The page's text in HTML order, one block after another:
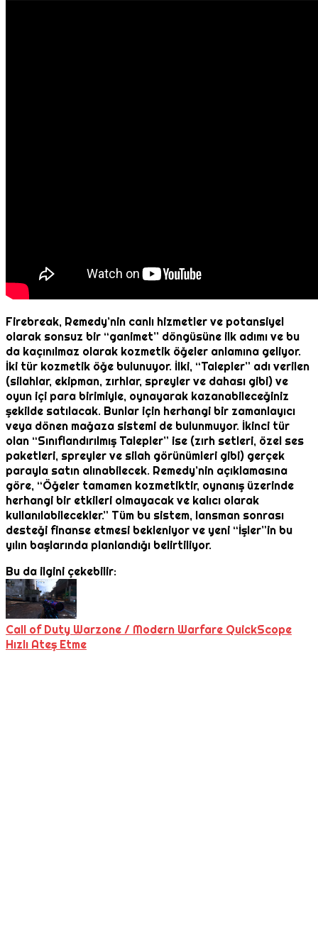
Firebreak, Remedy’nin canlı hizmetler ve potansiyel
olarak sonsuz bir “ganimet” döngüsüne ilk adımı ve bu
da kaçınılmaz olarak kozmetik öğeler anlamına geliyor.
İki tür kozmetik öğe bulunuyor. İlki, “Talepler” adı verilen
(silahlar, ekipman, zırhlar, spreyler ve dahası gibi) ve
oyun içi para birimiyle, oynayarak kazanabileceğiniz
şekilde satılacak. Bunlar için herhangi bir zamanlayıcı
veya dönen mağaza sistemi de bulunmuyor. İkinci tür
olan “Sınıflandırılmış Talepler” ise (zırh setleri, özel ses
paketleri, spreyler ve silah görünümleri gibi) gerçek
parayla satın alınabilecek. Remedy’nin açıklamasına
göre, “Öğeler tamamen kozmetiktir, oynanış üzerinde
herhangi bir etkileri olmayacak ve kalıcı olarak
kullanılabilecekler.” Tüm bu sistem, lansman sonrası
desteği finanse etmesi bekleniyor ve yeni “İşler”in bu
yılın başlarında planlandığı belirtiliyor.
Bu da ilgini çekebilir:
Call of Duty Warzone / Modern Warfare QuickScope
Hızlı Ateş Etme